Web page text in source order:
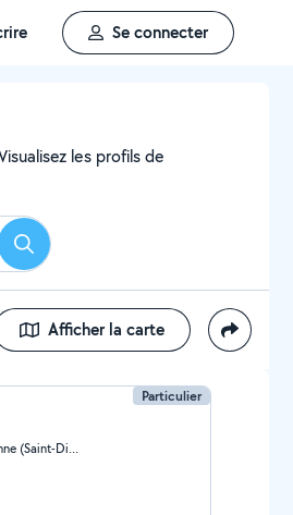
Se connecter
les profils de
Rechercher
Afficher la carte
Particulier
Saint-Didier-sur-Chalaronne (Saint-Didier-sur-Chalaronne)